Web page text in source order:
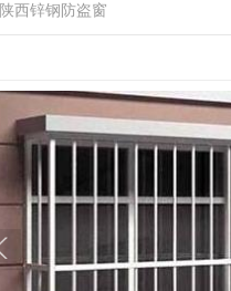
陕西锌钢防盗窗